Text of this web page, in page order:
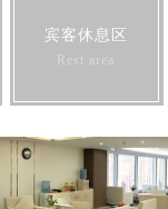
宾客休息区
Rest area